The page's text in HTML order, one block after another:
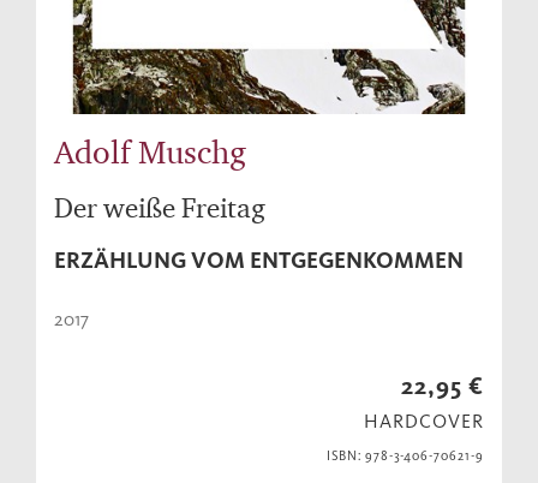
Adolf Muschg
Der weiße Freitag
ERZÄHLUNG VOM ENTGEGENKOMMEN
2017
22,95 €
HARDCOVER
ISBN: 978-3-406-70621-9